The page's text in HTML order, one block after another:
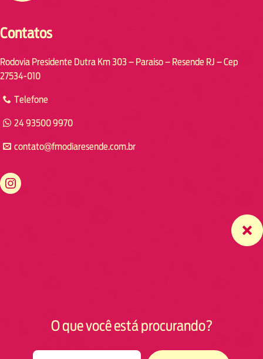
Contatos
Rodovia Presidente Dutra Km 303 – Paraiso – Resende RJ – Cep
27534-010
Telefone
24 93500 9970
contato@fmodiaresende.com.br
https://www.instagram.com/fmodiaresende
O que você está procurando?